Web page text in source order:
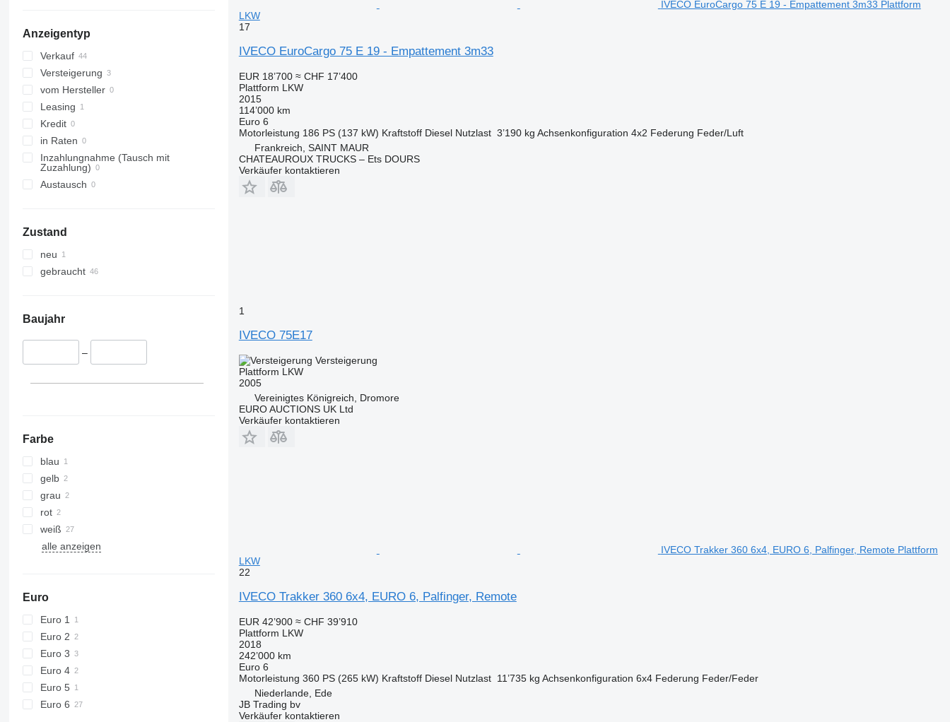
Anzeigentyp
Verkauf
Versteigerung
vom Hersteller
Leasing
Kredit
in Raten
Inzahlungnahme (Tausch mit
Zuzahlung)
Austausch
Zustand
neu
gebraucht
Baujahr
–
Farbe
blau
gelb
grau
rot
weiß
alle anzeigen
Euro
Euro 1
Euro 2
Euro 3
Euro 4
Euro 5
Euro 6
IVECO EuroCargo 75 E 19 - Empattement 3m33 Plattform
LKW
17
IVECO EuroCargo 75 E 19 - Empattement 3m33
EUR 18’700 ≈ CHF 17’400
Plattform LKW
2015
114’000 km
Euro 6
Motorleistung 186 PS (137 kW) Kraftstoff Diesel Nutzlast 3’190 kg Achsenkonfiguration 4x2 Federung Feder/Luft
Frankreich, SAINT MAUR
CHATEAUROUX TRUCKS – Ets DOURS
Verkäufer kontaktieren
1
IVECO 75E17
Versteigerung
Plattform LKW
2005
Vereinigtes Königreich, Dromore
EURO AUCTIONS UK Ltd
Verkäufer kontaktieren
IVECO Trakker 360 6x4, EURO 6, Palfinger, Remote Plattform
LKW
22
IVECO Trakker 360 6x4, EURO 6, Palfinger, Remote
EUR 42’900 ≈ CHF 39’910
Plattform LKW
2018
242’000 km
Euro 6
Motorleistung 360 PS (265 kW) Kraftstoff Diesel Nutzlast 11’735 kg Achsenkonfiguration 6x4 Federung Feder/Feder
Niederlande, Ede
JB Trading bv
Verkäufer kontaktieren